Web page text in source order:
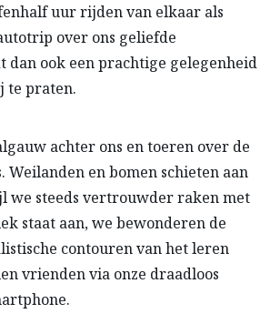
uur rijden van elkaar als
over ons geliefde
dan ook een prachtige gelegenheid
te praten.
achter ons en toeren over de
Weilanden en bomen schieten aan
we steeds vertrouwder raken met
staat aan, we bewonderen de
contouren van het leren
vrienden via onze draadloos